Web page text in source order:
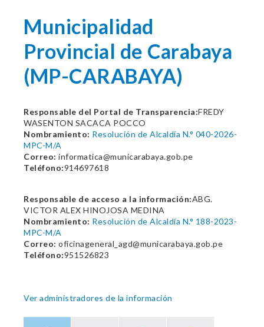
Municipalidad
Provincial de Carabaya
(MP-CARABAYA)
Responsable del Portal de Transparencia:FREDY
WASENTON SACACA POCCO
Nombramiento: Resolución de Alcaldía N.° 040-2026-
MPC-M/A
Correo: informatica@municarabaya.gob.pe
Teléfono:914697618
Responsable de acceso a la información:ABG.
VICTOR ALEX HINOJOSA MEDINA
Nombramiento: Resolución de Alcaldía N.° 188-2023-
MPC-M/A
Correo: oficinageneral_agd@municarabaya.gob.pe
Teléfono:951526823
Ver administradores de la información